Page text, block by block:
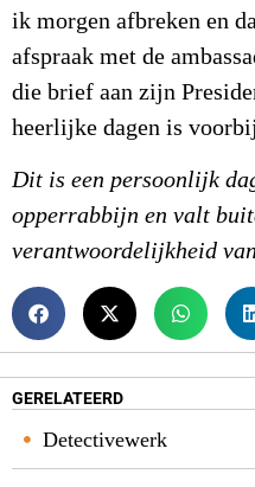
ik morgen afbreken en
afspraak met de
die brief aan zijn
heerlijke dagen is
Dit is een persoonlijk
opperrabbijn en valt
verantwoordelijkheid
GERELATEERD
Detectivewerk